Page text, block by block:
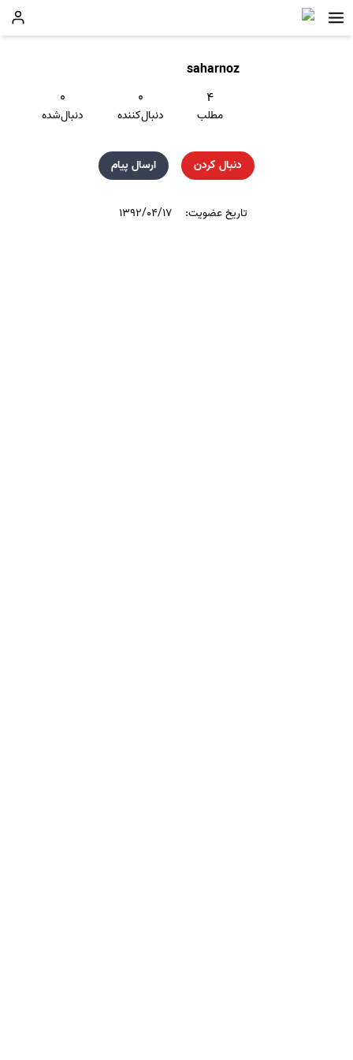
saharnoz
۴
مطلب
۰
دنبال‌کننده
۰
دنبال‌شده
دنبال کردن ارسال پیام
تاریخ عضویت: ۱۳۹۲/۰۴/۱۷